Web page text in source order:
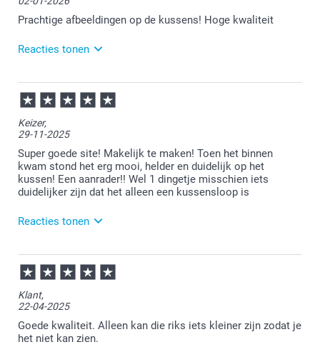
bent. Veel plezier ervan!
Prachtige afbeeldingen op de kussens! Hoge kwaliteit
Reacties tonen
05-01-2026
15:13
Fijn dat je zo tevreden bent over je bestelling!
Veel plezier ervan!
Keizer,
29-11-2025
Super goede site! Makelijk te maken! Toen het binnen
kwam stond het erg mooi, helder en duidelijk op het
kussen! Een aanrader!! Wel 1 dingetje misschien iets
duidelijker zijn dat het alleen een kussensloop is
Reacties tonen
01-12-2025
13:56
Bedankt voor je review,
Wat ontzettend leuk om te lezen.
Graag tot ziens op onze site!
Klant,
22-04-2025
Goede kwaliteit. Alleen kan die riks iets kleiner zijn zodat je
het niet kan zien.